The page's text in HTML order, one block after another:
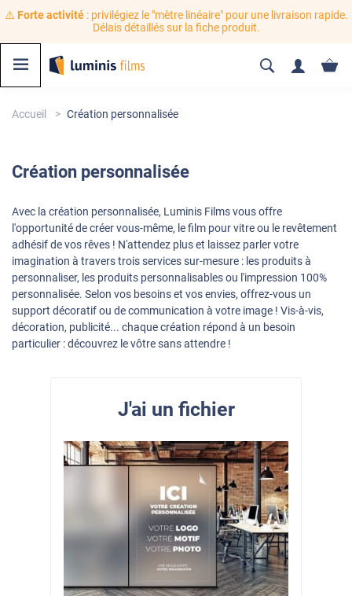
⚠️ Forte activité: privilégiez le "mètre linéaire" pour une livraison rapide.
Délais détaillés sur la fiche produit.
Accueil Création personnalisée
Création personnalisée
Avec la création personnalisée, Luminis Films vous offre
l'opportunité de créer vous-même, le film pour vitre ou le revêtement
adhésif de vos rêves ! N'attendez plus et laissez parler votre
imagination à travers trois services sur-mesure : les produits à
personnaliser, les produits personnalisables ou l'impression 100%
personnalisée. Selon vos besoins et vos envies, offrez-vous un
support décoratif ou de communication à votre image ! Vis-à-vis,
décoration, publicité... chaque création répond à un besoin
particulier : découvrez le vôtre sans attendre !
J'ai un fichier